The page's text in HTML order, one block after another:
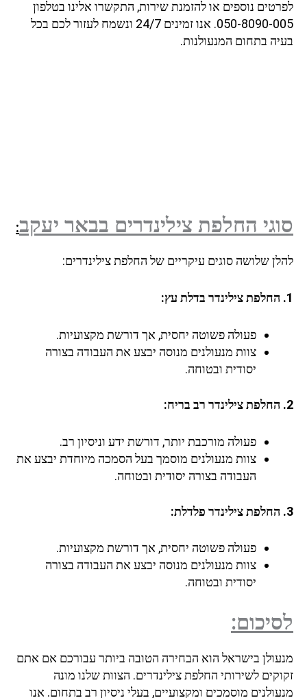
לפרטים נוספים או להזמנת שירות, התקשרו אלינו בטלפון
050-8090-005. אנו זמינים 24/7 ונשמח לעזור לכם בכל
בעיה בתחום המנעולנות.
סוגי החלפת צילינדרים בבאר יעקב:
להלן שלושה סוגים עיקריים של החלפת צילינדרים:
1. החלפת צילינדר בדלת עץ:
פעולה פשוטה יחסית, אך דורשת מקצועיות.
צוות מנעולנים מנוסה יבצע את העבודה בצורה
יסודית ובטוחה.
2. החלפת צילינדר רב בריח:
פעולה מורכבת יותר, דורשת ידע וניסיון רב.
צוות מנעולנים מוסמך בעל הסמכה מיוחדת יבצע את
העבודה בצורה יסודית ובטוחה.
3. החלפת צילינדר פלדלת:
פעולה פשוטה יחסית, אך דורשת מקצועיות.
צוות מנעולנים מנוסה יבצע את העבודה בצורה
יסודית ובטוחה.
לסיכום:
מנעולן בישראל הוא הבחירה הטובה ביותר עבורכם אם אתם
זקוקים לשירותי החלפת צילינדרים. הצוות שלנו מונה
מנעולנים מוסמכים ומקצועיים, בעלי ניסיון רב בתחום. אנו